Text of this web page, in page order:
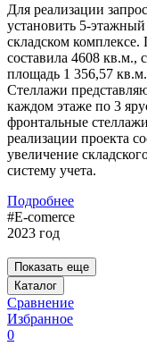
Для реализации
установить 5-
складском комплексе.
составила 4608 кв.м.,
площадь 1 356,57
Стеллажи
каждом этаже по 3
фронтальные
реализации проекта
увеличение
систему учета.
Подробнее
#E-comerce
2023 год
Показать еще
Каталог
Сравнение
Избранное
0